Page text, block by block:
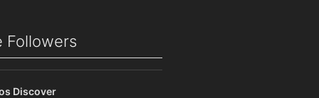
Followers
Discover